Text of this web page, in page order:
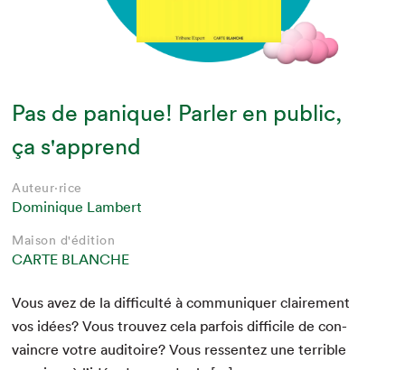
Pas de panique! Parler en public,
ça s'apprend
Auteur·rice
Dominique Lambert
Maison d'édition
CARTE BLANCHE
Vous avez de la dif­fi­culté à com­mu­ni­quer claire­ment
vos idées? Vous trou­vez cela par­fois dif­fi­cile de con­
va­in­cre votre audi­toire? Vous ressen­tez une ter­ri­ble